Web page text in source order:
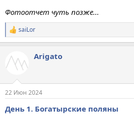
Фотоотчет чуть позже...
Р
е
к
ц
saiLor
Arigato
22 Июн 2024
День 1. Богатырские поляны